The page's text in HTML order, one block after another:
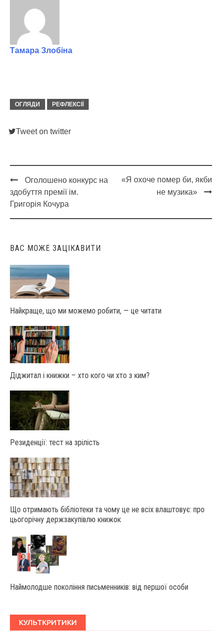
Тамара Злобіна
ОГЛЯДИ РЕФЛЕКСІЇ
Tweet on twitter
Post
navigation
Оголошено конкурс на
здобуття премії ім.
Григорія Кочура
«Я охоче помер би, якби
не музика»
ВАС МОЖЕ ЗАЦІКАВИТИ
Найкраще, що ми можемо робити, — це читати
Діджитал і книжки – хто кого чи хто з ким?
Резиденції: тест на зрілість
Що отримають бібліотеки та чому це не всіх влаштовує: про
цьогорічну держзакупівлю книжок
Наймолодше покоління письменників: від першої особи
КУЛЬТКРИТИКИ